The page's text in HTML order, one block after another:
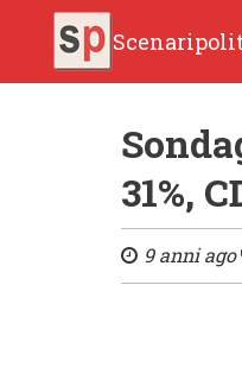
31%,
9 anni ago